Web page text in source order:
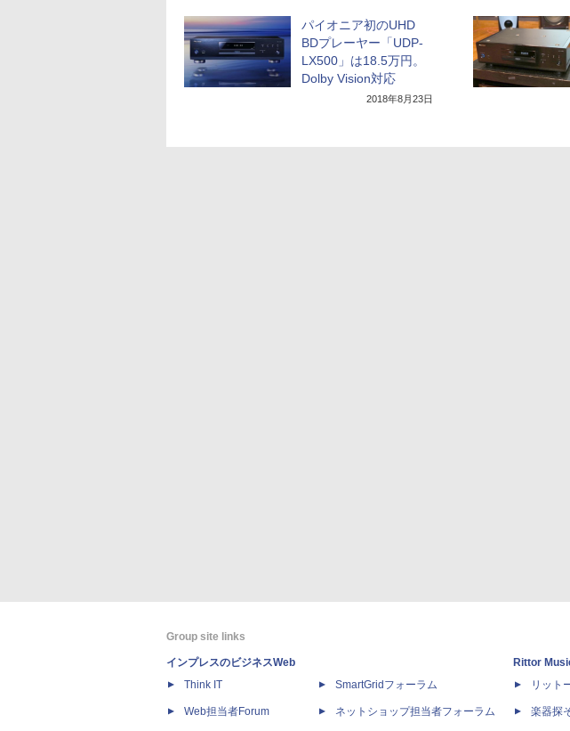
パイオニア初のUHD
BDプレーヤー「UDP-
LX500」は18.5万円。
Dolby Vision対応
2018年8月23日
Group site links
インプレスのビジネスWeb
Think IT
Web担当者Forum
SmartGridフォーラム
ネットショップ担当者フォーラム
Rittor
リット
楽器探